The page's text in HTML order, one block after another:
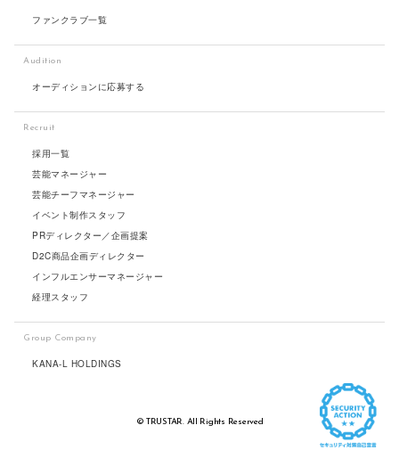
ファンクラブ一覧
Audition
オーディションに応募する
Recruit
採用一覧
芸能マネージャー
芸能チーフマネージャー
イベント制作スタッフ
PRディレクター／企画提案
D2C商品企画ディレクター
インフルエンサーマネージャー
経理スタッフ
Group Company
KANA-L HOLDINGS
© TRUSTAR. All Rights Reserved